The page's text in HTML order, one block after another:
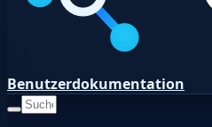
Benutzerdokumentation